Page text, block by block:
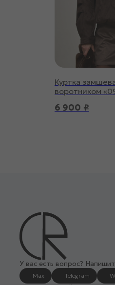
Куртка
воротником
6 900 ₽
У вас есть вопрос?
Max Telegram